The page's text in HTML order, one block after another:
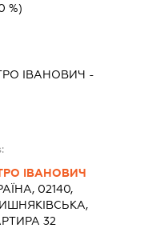
%)
ІВАНОВИЧ -
ІВАНОВИЧ
02140,
32